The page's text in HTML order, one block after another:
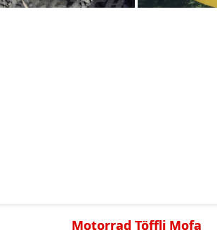
Motorrad Töffli Mofa